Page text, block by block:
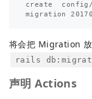
create
将会把 Migration 放
rails
声明 Actions